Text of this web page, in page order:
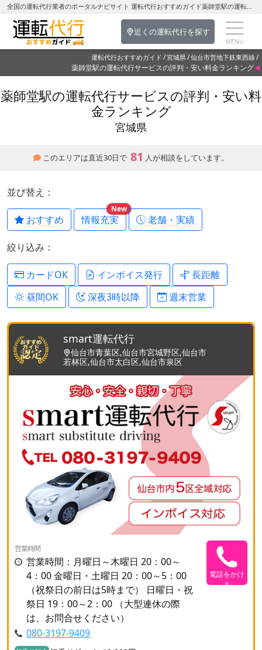
全国の運転代行業者のポータルナビサイト 運転代行おすすめガイド薬師堂駅の運転代行を探す-宮城県の運転代行
近くの運転代行を探す
運転代行おすすめガイド 宮城県 仙台市営地下鉄東西線
薬師堂駅の運転代行サービスの評判・安い料金ランキング
薬師堂駅の運転代行サービスの評判・安い料
金ランキング
宮城県
このエリアは直近30日で 81 人が相談をしています。
並び替え：
おすすめ 情報充実
New
老舗・実績
絞り込み：
カードOK インボイス発行
長距離
昼間OK
深夜3時以降 週末営業
smart運転代行
仙台市青葉区,仙台市宮城野区,仙台市
若林区,仙台市太白区,仙台市泉区
営業時間
営業時間：月曜日～木曜日 20：00～
4：00 金曜日・土曜日 20：00～5：00
（祝祭日の前日は5時まで） 日曜日・祝
祭日 19：00～2：00 （大型連休の際
は、お問合せください）
080-3197-9409
電話をかけ
る